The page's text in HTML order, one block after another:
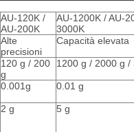
AU-120K /
AU-200K
AU-1200K / AU-
3000K
Alte
precisioni
Capacità elevata
120 g / 200
g
1200 g / 2000 g /
0.001g 0.01 g
2 g 5 g